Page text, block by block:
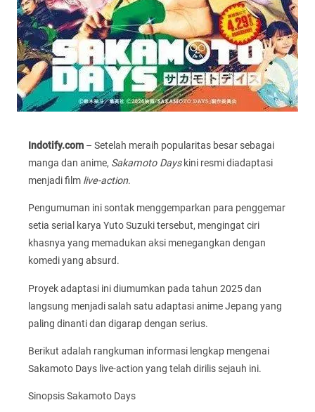
Indotify.com – Setelah meraih popularitas besar sebagai
manga dan anime, Sakamoto Dayskini resmi diadaptasi
menjadi film live-action.
Pengumuman ini sontak menggemparkan para penggemar
setia serial karya Yuto Suzuki tersebut, mengingat ciri
khasnya yang memadukan aksi menegangkan dengan
komedi yang absurd.
Proyek adaptasi ini diumumkan pada tahun 2025 dan
langsung menjadi salah satu adaptasi anime Jepang yang
paling dinanti dan digarap dengan serius.
Berikut adalah rangkuman informasi lengkap mengenai
Sakamoto Days live-action yang telah dirilis sejauh ini.
Sinopsis Sakamoto Days